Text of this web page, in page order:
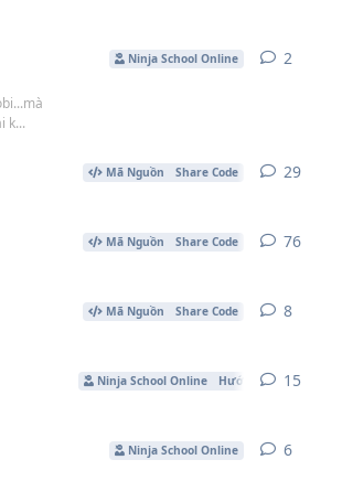
Ninja School Online
k...
2
Mã Nguồn Share Code 29
Mã Nguồn Share Code 76
Mã Nguồn Share Code 8
Ninja School Online Hướng Dẫn Mod Game
15
Ninja School Online 6